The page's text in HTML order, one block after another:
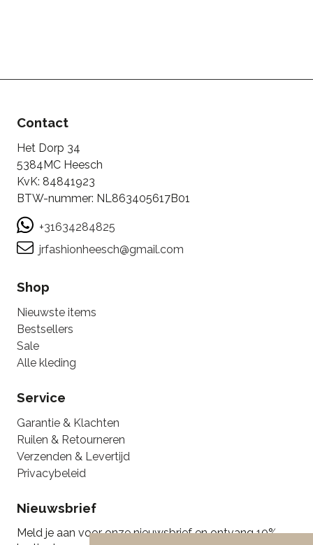
Contact
Het Dorp 34
5384MC Heesch
KvK: 84841923
BTW-nummer: NL863405617B01
+31634284825
jrfashionheesch@gmail.com
Shop
Nieuwste items
Bestsellers
Sale
Alle kleding
Service
Garantie & Klachten
Ruilen & Retourneren
Verzenden & Levertijd
Privacybeleid
Nieuwsbrief
Meld je aan voor onze nieuwsbrief en ontvang 10%